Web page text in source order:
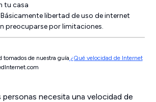
tu casa
Básicamente libertad de uso de internet
preocuparse por limitaciones.
tomados de nuestra guía ¿Qué velocidad de Internet
personas necesita una velocidad de